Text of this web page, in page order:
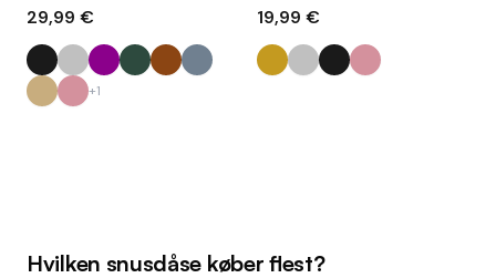
29,99 €
+1
19,99 €
Hvilken snusdåse køber flest?